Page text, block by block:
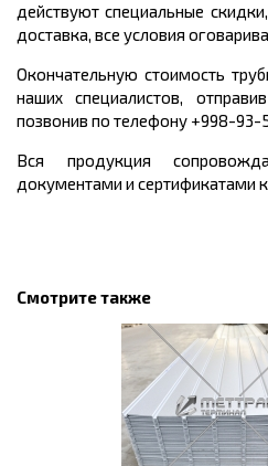
действуют специальные
доставка, все условия
Окончательную стоимость
наших специалистов,
позвонив по телефону +998-
Вся продукция
документами и сертификатами
Смотрите также